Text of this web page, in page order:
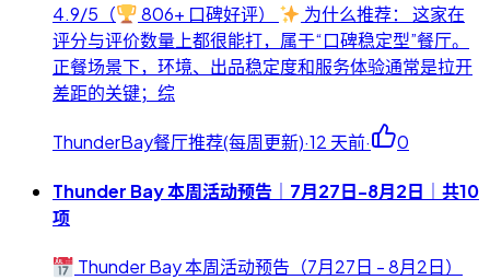
4.9/5（
806+ 口碑好评）
为什么推荐： 这家在
评分与评价数量上都很能打，属于“口碑稳定型”餐厅。
正餐场景下，环境、出品稳定度和服务体验通常是拉开
差距的关键；综
ThunderBay餐厅推荐(每周更新)·12 天前· 0
Thunder Bay 本周活动预告｜7月27日-8月2日｜共10
项
Thunder Bay 本周活动预告（7月27日 - 8月2日）